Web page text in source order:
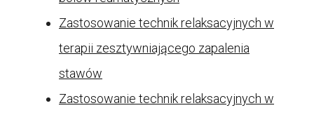
Zastosowanie technik relaksacyjnych w
terapii zesztywniającego zapalenia
stawów
Zastosowanie technik relaksacyjnych w